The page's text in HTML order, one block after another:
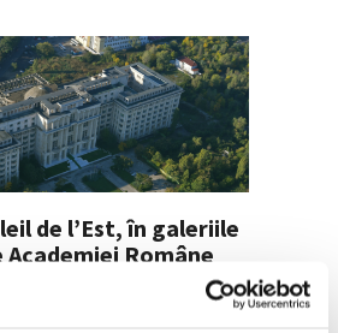
de l’Est, în galeriile
Române